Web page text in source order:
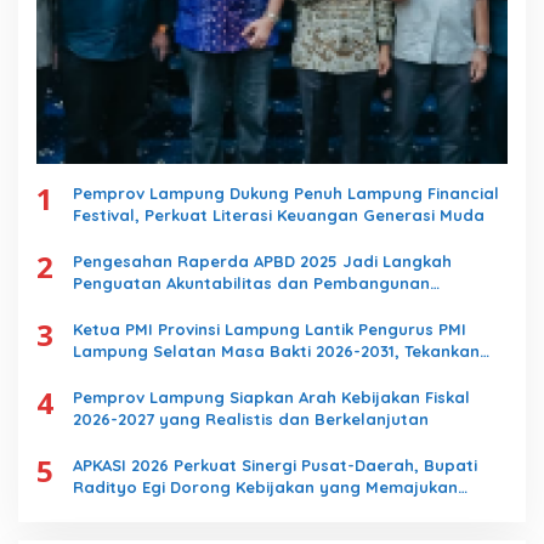
1
Pemprov Lampung Dukung Penuh Lampung Financial
Festival, Perkuat Literasi Keuangan Generasi Muda
2
Pengesahan Raperda APBD 2025 Jadi Langkah
Penguatan Akuntabilitas dan Pembangunan
3
Ketua PMI Provinsi Lampung Lantik Pengurus PMI
Lampung Selatan Masa Bakti 2026-2031, Tekankan
4
Pemprov Lampung Siapkan Arah Kebijakan Fiskal
2026-2027 yang Realistis dan Berkelanjutan
5
APKASI 2026 Perkuat Sinergi Pusat-Daerah, Bupati
Radityo Egi Dorong Kebijakan yang Memajukan